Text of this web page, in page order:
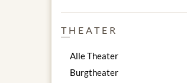
THEATER
Alle Theater
Burgtheater